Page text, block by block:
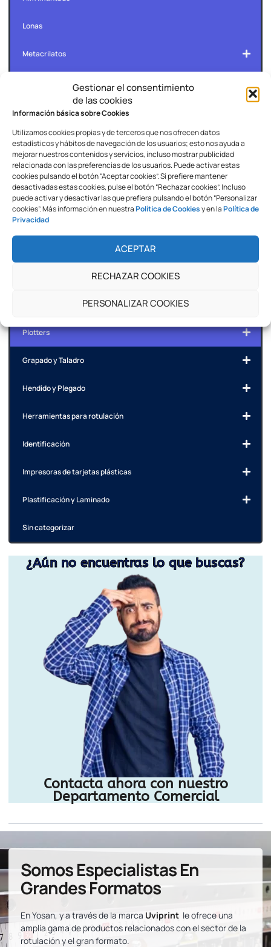
Gestionar el consentimiento
de las cookies
Información básica sobre Cookies
Utilizamos cookies propias y de terceros que nos ofrecen datos
estadísticos y hábitos de navegación de los usuarios; esto nos ayuda a
mejorar nuestros contenidos y servicios, incluso mostrar publicidad
relacionada con las preferencias de los usuarios. Puede activar estas
cookies pulsando el botón “Aceptar cookies”. Si prefiere mantener
desactivadas estas cookies, pulse el botón “Rechazar cookies”. Incluso
puede activar y desactivar las que prefiera pulsando el botón “Personalizar
cookies”. Más información en nuestraPolítica de Cookiesy en laPolítica de
Privacidad
ACEPTAR
RECHAZAR COOKIES
PERSONALIZAR COOKIES
Lonas
Metacrilatos
Papel Mupi Backlit
Papel Plotter Fotográfico
Papel Plotter HQ
Bobina Papel Base Agua
Bobina Papel Tinta EcoSolvente
Tintas Plotter Uviprint
Vinilos imprimibles
Plotters
Grapado y Taladro
Hendido y Plegado
Herramientas para rotulación
Identificación
Impresoras de tarjetas plásticas
Plastificación y Laminado
Sin categorizar
¿Aún no encuentras lo que buscas?
Contacta ahora con nuestro
Departamento Comercial
Somos Especialistas En
Grandes Formatos
En Yosan, y a través de la marca Uviprint le ofrece una
amplia gama de productos relacionados con el sector de la
rotulación y el gran formato.